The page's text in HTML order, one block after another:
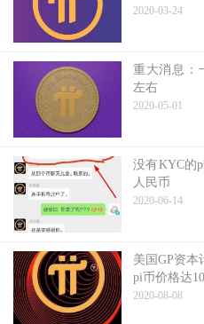
2020-03-24
重大消息：
左右
2020-05-01
没有KYC的
人民币
2020-06-14
美国GP资本
pi币价格达
2020-08-08